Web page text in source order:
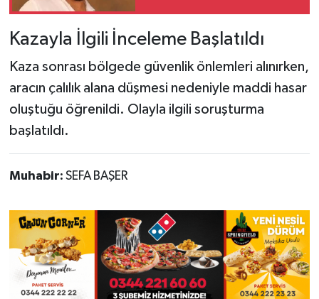
Kazayla İlgili İnceleme Başlatıldı
Kaza sonrası bölgede güvenlik önlemleri alınırken,
aracın çalılık alana düşmesi nedeniyle maddi hasar
oluştuğu öğrenildi. Olayla ilgili soruşturma
başlatıldı.
Muhabir: SEFA BAŞER